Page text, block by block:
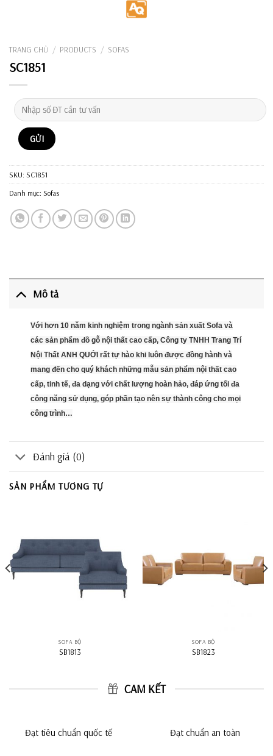
TRANG CHỦ / PRODUCTS / SOFAS
SC1851
SKU: SC1851
Danh mục: Sofas
Mô tả
Với hơn 10 năm kinh nghiệm trong ngành sản xuất Sofa và
các sản phẩm đồ gỗ nội thất cao cấp, Công ty TNHH Trang Trí
Nội Thất ANH QUỚI rất tự hào khi luôn được đồng hành và
mang đến cho quý khách những mẫu sản phẩm nội thất cao
cấp, tinh tế, đa dạng với chất lượng hoàn hảo, đáp ứng tối đa
công năng sử dụng, góp phần tạo nên sự thành công cho mọi
công trình…
Đánh giá (0)
SẢN PHẨM TƯƠNG TỰ
SOFA BỘ
SB1813
SOFA BỘ
SB1823
CAM KẾT
Đạt tiêu chuẩn quốc tế Đạt chuẩn an toàn